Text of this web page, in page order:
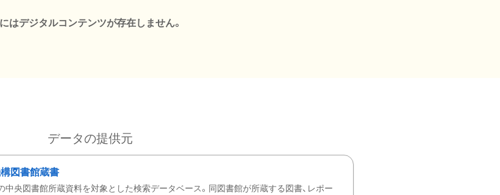
はデジタルコンテンツが存在しません。
データの提供元
図書館蔵書
中央図書館所蔵資料を対象とした検索データベース。同図書館が所蔵する図書、レポー